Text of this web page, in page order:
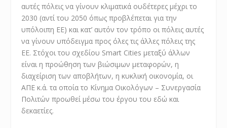
αυτές πόλεις να γίνουν κλιματικά ουδέτερες μέχρι το
2030 (αντί του 2050 όπως προβλέπεται για την
υπόλοιπη ΕΕ) και κατ’ αυτόν τον τρόπο οι πόλεις αυτές
να γίνουν υπόδειγμα προς όλες τις άλλες πόλεις της
ΕΕ. Στόχοι του σχεδίου Smart Cities μεταξύ άλλων
είναι η προώθηση των βιώσιμων μεταφορών, η
διαχείριση των αποβλήτων, η κυκλική οικονομία, οι
ΑΠΕ κ.ά. τα οποία το Κίνημα Οικολόγων – Συνεργασία
Πολιτών προωθεί μέσω του έργου του εδώ και
δεκαετίες.